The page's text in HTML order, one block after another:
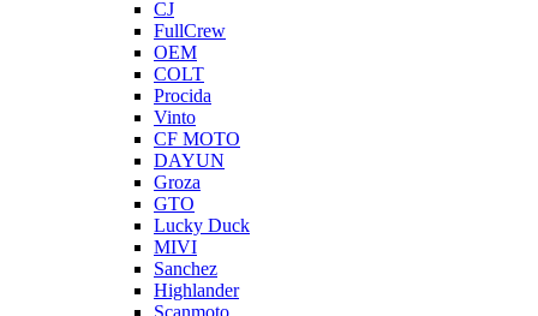
CJ
FullCrew
OEM
COLT
Procida
Vinto
CF MOTO
DAYUN
Groza
GTO
Lucky Duck
MIVI
Sanchez
Highlander
Scanmoto